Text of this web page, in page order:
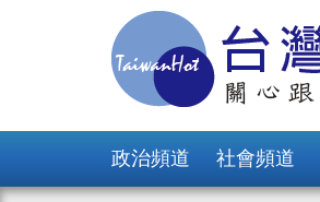
政治頻道 社會頻道